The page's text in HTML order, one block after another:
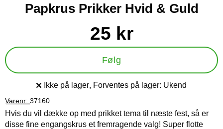
Papkrus Prikker Hvid & Guld
Køb dette produkt Papkrus Prikker Hvid & Guld
pris
25 kr
Følg
Produkttilgængelighed:
Ikke på lager, Forventes på lager: Ukend
Varenr: 37160
Hvis du vil dække op med prikket tema til næste fest, så er
disse fine engangskrus et fremragende valg! Super flotte